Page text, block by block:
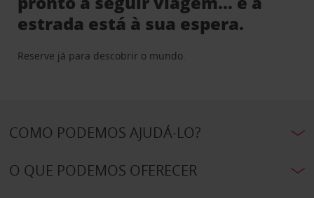
estrada está à sua espera.
Reserve já para descobrir o mundo.
COMO PODEMOS AJUDÁ-LO?
O QUE PODEMOS OFERECER